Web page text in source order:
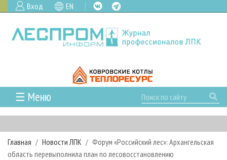
Вход EN
☰ Меню
ГЛАВНАЯ
РУБРИКИ И ТЕМЫ
РУБРИКИ ЖУРНАЛА
НОВОСТИ
Главная Новости ЛПК
Форум «Российский лес»: Архангельская
область перевыполнила план по лесовосстановлению